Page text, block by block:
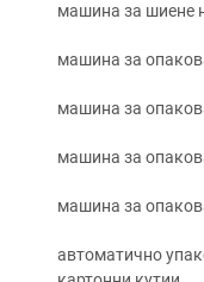
машина за шиене
машина за
машина за
машина за
машина за
автоматично